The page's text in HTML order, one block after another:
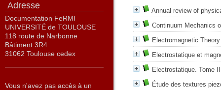
Annual review of
Continuum Mechanics
Electromagnetic Theory
Electrostatique et
Electrostatique. Tome
Étude des textures
Adresse
Documentation FeRMI
UNIVERSITÉ de TOULOUSE
118 route de Narbonne
Bâtiment 3R4
31062 Toulouse cedex
Vous n'avez pas accès à un